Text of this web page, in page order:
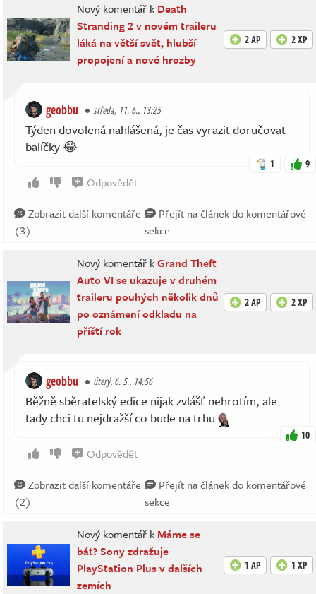
Nový komentář k Death
Stranding 2 v novém traileru
láká na větší svět, hlubší
propojení a nové hrozby
2 AP 2 XP
geobbu středa, 11. 6., 13:25
Týden dovolená nahlášená, je čas vyrazit doručovat
balíčky 😂
1 9
Odpovědět
Zobrazit další komentáře
(3)
Přejít na článek do komentářové
sekce
Nový komentář kGrand Theft
Auto VI se ukazuje v druhém
traileru pouhých několik dnů
po oznámení odkladu na
příští rok
2 AP 2 XP
geobbu úterý, 6. 5., 14:56
Běžně sběratelský edice nijak zvlášť nehrotím, ale
tady chci tu nejdražší co bude na trhu
10
Odpovědět
Zobrazit další komentáře
(2)
Přejít na článek do komentářové
sekce
Nový komentář k Máme se
bát? Sony zdražuje
PlayStation Plus v dalších
zemích
1 AP 1 XP